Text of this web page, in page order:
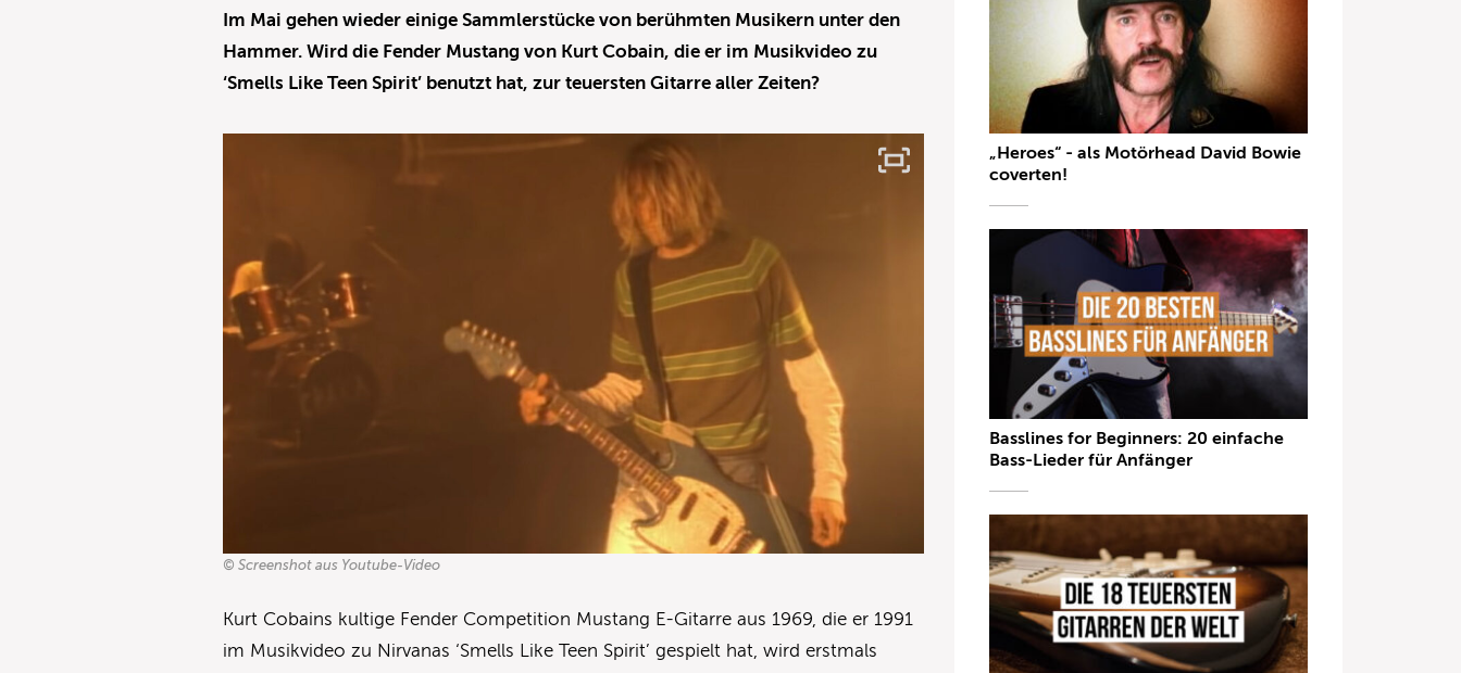
Im Mai gehen wieder einige Sammlerstücke von berühmten Musikern unter den
Hammer. Wird die Fender Mustang von Kurt Cobain, die er im Musikvideo zu
‘Smells Like Teen Spirit’ benutzt hat, zur teuersten Gitarre aller Zeiten?
© Screenshot aus Youtube-Video
Kurt Cobains kultige Fender Competition Mustang E-Gitarre aus 1969, die er 1991
im Musikvideo zu Nirvanas ‘Smells Like Teen Spirit’ gespielt hat, wird erstmals
„Heroes“ - als Motörhead David Bowie
coverten!
Basslines for Beginners: 20 einfache
Bass-Lieder für Anfänger